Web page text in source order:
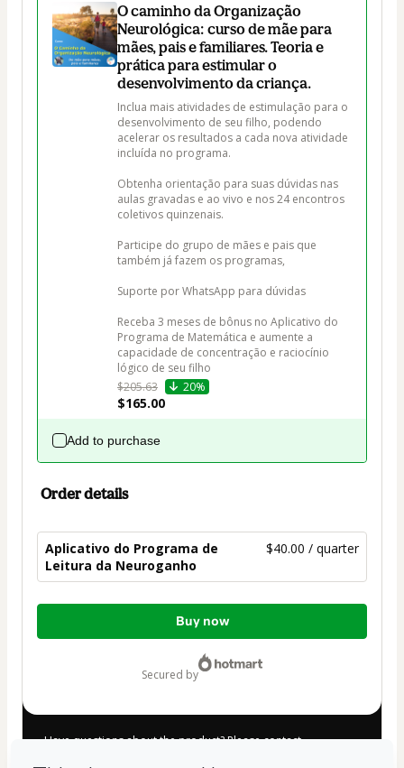
O caminho da Organização
Neurológica: curso de mãe para
mães, pais e familiares. Teoria e
prática para estimular o
desenvolvimento da criança.
Inclua mais atividades de estimulação para o
desenvolvimento de seu filho, podendo
acelerar os resultados a cada nova atividade
incluída no programa.
Obtenha orientação para suas dúvidas nas
aulas gravadas e ao vivo e nos 24 encontros
coletivos quinzenais.
Participe do grupo de mães e pais que
também já fazem os programas,
Suporte por WhatsApp para dúvidas
Receba 3 meses de bônus no Aplicativo do
Programa de Matemática e aumente a
capacidade de concentração e raciocínio
lógico de seu filho
$205.63
20%
$165.00
Add to purchase
Order details
Aplicativo do Programa de
Leitura da Neuroganho
$40.00 / quarter
Total
$40.00
Buy now
secured by
Have questions about the product? Please contact